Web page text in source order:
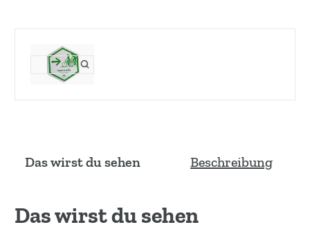
Das wirst du sehen Beschreibung
Das wirst du sehen